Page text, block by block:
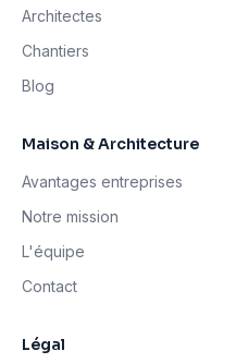
Architectes
Chantiers
Blog
Maison & Architecture
Avantages entreprises
Notre mission
L'équipe
Contact
Légal